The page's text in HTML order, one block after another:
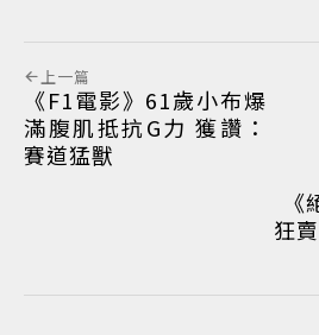
上一篇
《F1電影》61歲小布爆
滿腹肌抵抗G力 獲讚：
賽道猛獸
狂